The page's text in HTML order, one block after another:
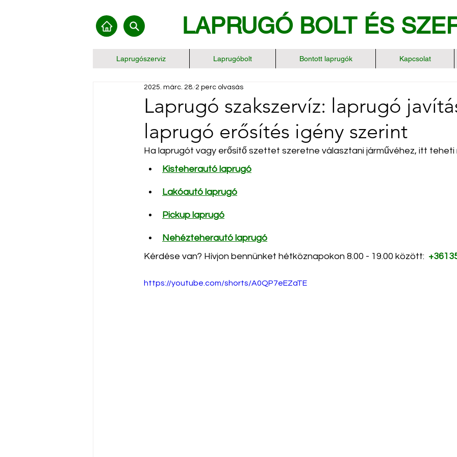
LAPRUGÓ BOLT ÉS
Laprugószerviz Laprugóbolt Bontott laprugók Kapcsolat
Laprugó szakszervíz: laprugó
laprugó erősítés igény szerint
2025. márc. 28. 2 perc olvasás
Ha laprugót vagy erősítő szettet szeretne választani járművéhez, itt teheti
Kisteherautó laprugó
Lakóautó laprugó
Pickup laprugó
Nehézteherautó laprugó
Kérdése van? Hívjon bennünket hétköznapokon 8.00 - 19.00 között:
https://youtube.com/shorts/A0QP7eEZaTE